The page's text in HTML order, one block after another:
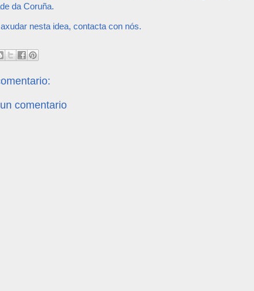
da Coruña.
nesta idea, contacta con nós.
comentario